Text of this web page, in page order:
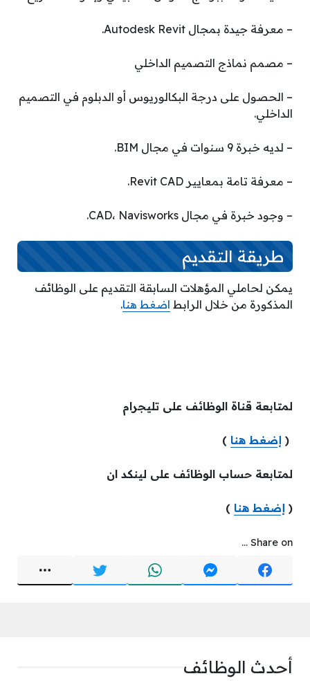
– معرفة جيدة بمجال Autodesk Revit.
– مصمم نماذج التصميم الداخلي
– الحصول على درجة البكالوريوس أو الدبلوم في التصميم
الداخلي.
– لديه خبرة 9 سنوات في مجال BIM.
– معرفة تامة بمعايير Revit CAD.
– وجود خبرة في مجال CAD، Navisworks.
طريقة التقديم
يمكن لحاملي المؤهلات السابقة التقديم على الوظائف
المذكورة من خلال الرابط اضغط هنا.
لمتابعة قناة الوظائف على تليجرام
( إضغط هنا )
لمتابعة حساب الوظائف على لينكد ان
( إضغط هنا )
Share on ...
أحدث الوظائف